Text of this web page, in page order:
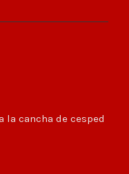
la cancha de cesped